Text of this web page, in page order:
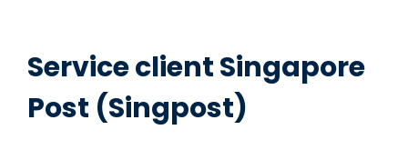
Service client Singapore
Post (Singpost)